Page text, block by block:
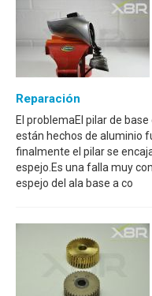
Reparación
El problemaEl pilar de
están hechos de aluminio
finalmente el pilar se
espejo.Es una falla muy
espejo del ala base a co